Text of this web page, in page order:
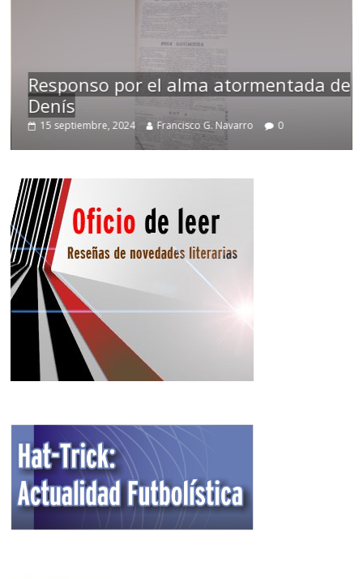
Responso por el alma atormentada de
Denís
15 septiembre, 2024 Francisco G. Navarro 0